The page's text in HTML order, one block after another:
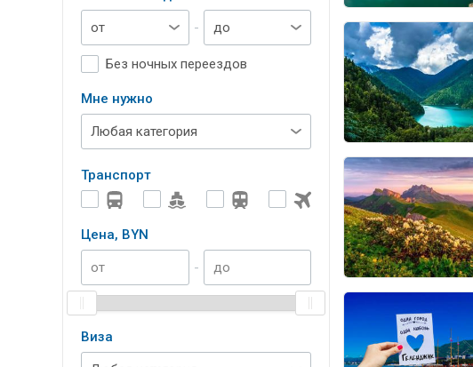
-
Без ночных переездов
Мне нужно
Транспорт
Цена, BYN
-
Виза